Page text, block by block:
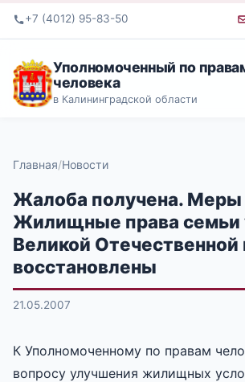
+7 (4012) 95-83-50
Уполномоченный по
человека
в Калининградской области
Главная Новости
Жалоба получена. Меры
Жилищные права семьи
Великой Отечественной
восстановлены
21.05.2007
К Уполномоченному по правам
вопросу улучшения жилищных